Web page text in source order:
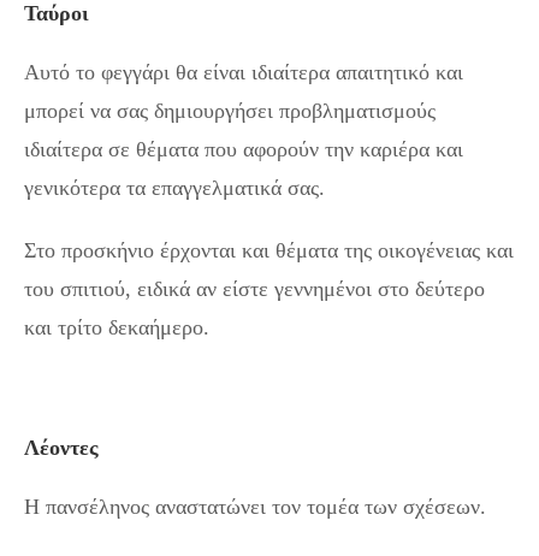
Ταύροι
Αυτό το φεγγάρι θα είναι ιδιαίτερα απαιτητικό και
μπορεί να σας δημιουργήσει προβληματισμούς
ιδιαίτερα σε θέματα που αφορούν την καριέρα και
γενικότερα τα επαγγελματικά σας.
Στο προσκήνιο έρχονται και θέματα της οικογένειας και
του σπιτιού, ειδικά αν είστε γεννημένοι στο δεύτερο
και τρίτο δεκαήμερο.
Λέοντες
Η πανσέληνος αναστατώνει τον τομέα των σχέσεων.